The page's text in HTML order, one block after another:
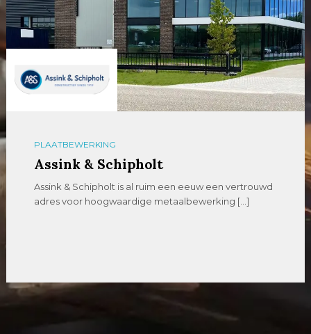
PLAATBEWERKING
Assink & Schipholt
Assink & Schipholt is al ruim een eeuw een vertrouwd
adres voor hoogwaardige metaalbewerking […]